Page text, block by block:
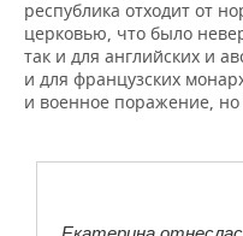
республика отходит от
церковью, что было
так и для английских и
и для французских
и военное поражение,